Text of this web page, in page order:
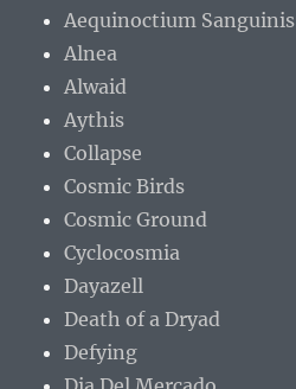
Aequinoctium Sanguinis
Alnea
Alwaid
Aythis
Collapse
Cosmic Birds
Cosmic Ground
Cyclocosmia
Dayazell
Death of a Dryad
Defying